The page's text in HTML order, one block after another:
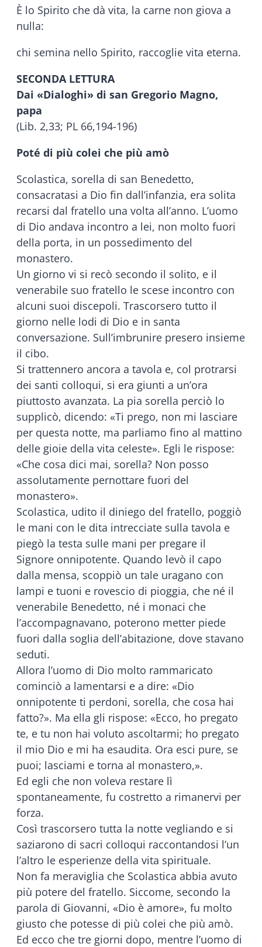
È lo Spirito che dà vita, la carne non giova a
nulla:
chi semina nello Spirito, raccoglie vita eterna.
SECONDA LETTURA
Dai «Dialoghi» di san Gregorio Magno,
papa
(Lib. 2,33; PL 66,194-196)
Poté di più colei che più amò
Scolastica, sorella di san Benedetto,
consacratasi a Dio fin dall’infanzia, era solita
recarsi dal fratello una volta all’anno. L’uomo
di Dio andava incontro a lei, non molto fuori
della porta, in un possedimento del
monastero.
Un giorno vi si recò secondo il solito, e il
venerabile suo fratello le scese incontro con
alcuni suoi discepoli. Trascorsero tutto il
giorno nelle lodi di Dio e in santa
conversazione. Sull’imbrunire presero insieme
il cibo.
Si trattennero ancora a tavola e, col protrarsi
dei santi colloqui, si era giunti a un’ora
piuttosto avanzata. La pia sorella perciò lo
supplicò, dicendo: «Ti prego, non mi lasciare
per questa notte, ma parliamo fino al mattino
delle gioie della vita celeste». Egli le rispose:
«Che cosa dici mai, sorella? Non posso
assolutamente pernottare fuori del
monastero».
Scolastica, udito il diniego del fratello, poggiò
le mani con le dita intrecciate sulla tavola e
piegò la testa sulle mani per pregare il
Signore onnipotente. Quando levò il capo
dalla mensa, scoppiò un tale uragano con
lampi e tuoni e rovescio di pioggia, che né il
venerabile Benedetto, né i monaci che
l’accompagnavano, poterono metter piede
fuori dalla soglia dell’abitazione, dove stavano
seduti.
Allora l’uomo di Dio molto rammaricato
cominciò a lamentarsi e a dire: «Dio
onnipotente ti perdoni, sorella, che cosa hai
fatto?». Ma ella gli rispose: «Ecco, ho pregato
te, e tu non hai voluto ascoltarmi; ho pregato
il mio Dio e mi ha esaudita. Ora esci pure, se
puoi; lasciami e torna al monastero,».
Ed egli che non voleva restare lì
spontaneamente, fu costretto a rimanervi per
forza.
Così trascorsero tutta la notte vegliando e si
saziarono di sacri colloqui raccontandosi l’un
l’altro le esperienze della vita spirituale.
Non fa meraviglia che Scolastica abbia avuto
più potere del fratello. Siccome, secondo la
parola di Giovanni, «Dio è amore», fu molto
giusto che potesse di più colei che più amò.
Ed ecco che tre giorni dopo, mentre l’uomo di